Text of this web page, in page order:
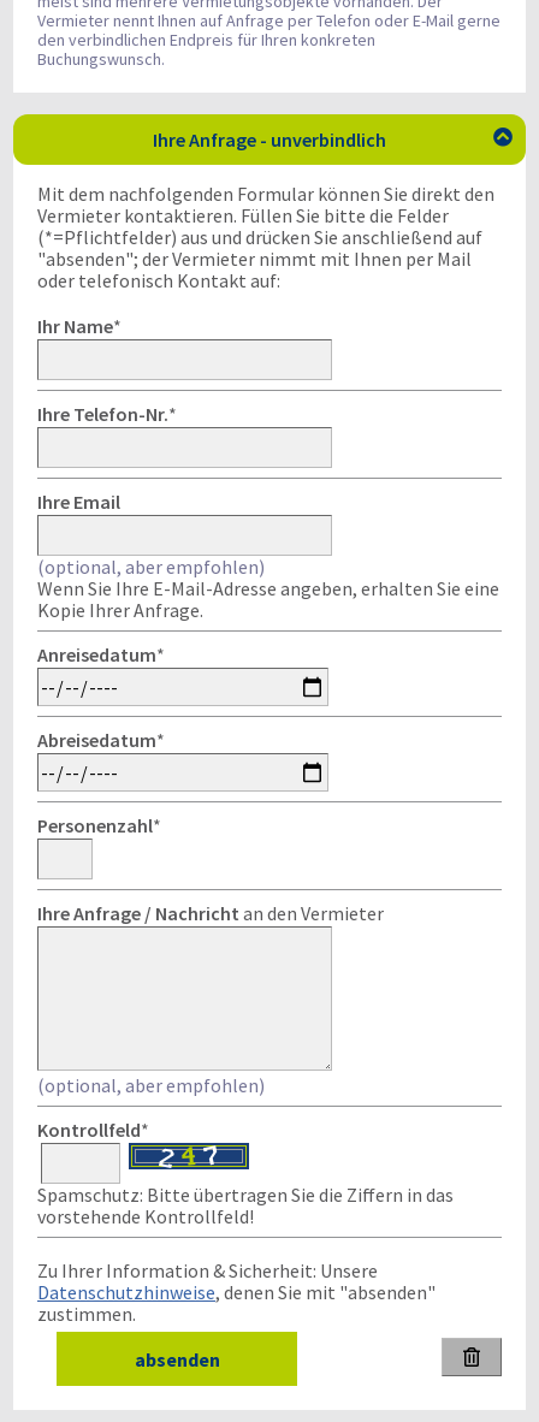
Vermieter nennt Ihnen auf Anfrage per Telefon oder E-Mail gerne
den verbindlichen Endpreis für Ihren konkreten
Buchungswunsch.
Ihre Anfrage - unverbindlich 
Mit dem nachfolgenden Formular können Sie direkt den
Vermieter kontaktieren. Füllen Sie bitte die Felder
(*=Pflichtfelder) aus und drücken Sie anschließend auf
"absenden"; der Vermieter nimmt mit Ihnen per Mail
oder telefonisch Kontakt auf:
Ihr Name*
Ihre Telefon-Nr.*
Ihre Email
(optional, aber empfohlen)
Wenn Sie Ihre E-Mail-Adresse angeben, erhalten Sie eine
Kopie Ihrer Anfrage.
Anreisedatum*
Abreisedatum*
Personenzahl*
Ihre Anfrage / Nachricht an den Vermieter
(optional, aber empfohlen)
Kontrollfeld*
Spamschutz: Bitte übertragen Sie die Ziffern in das
vorstehende Kontrollfeld!
Zu Ihrer Information & Sicherheit: Unsere
Datenschutzhinweise, denen Sie mit "absenden"
zustimmen.
